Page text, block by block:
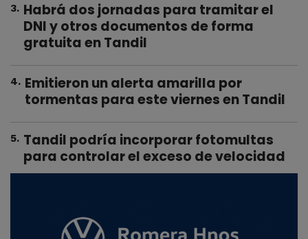
3. Habrá dos jornadas para tramitar el
DNI y otros documentos de forma
gratuita en Tandil
4. Emitieron un alerta amarilla por
tormentas para este viernes en Tandil
5. Tandil podría incorporar fotomultas
para controlar el exceso de velocidad